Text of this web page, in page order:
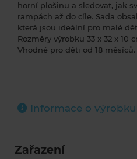
horní plošinu a sledovat, jak
rampách až do cíle. Sada
která jsou ideální pro malé
Rozměry výrobku 33 x 32 x 10
Vhodné pro děti od 18 měsíců.
Informace o výrobku
Zařazení